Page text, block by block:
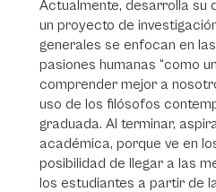
Actualmente, desarrolla su
un proyecto de
generales se enfocan en
pasiones humanas “como
comprender mejor a
uso de los filósofos
graduada. Al terminar,
académica, porque ve en
posibilidad de llegar a las
los estudiantes a partir de